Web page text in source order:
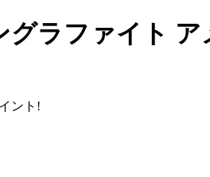
ラファイト ア
ント!